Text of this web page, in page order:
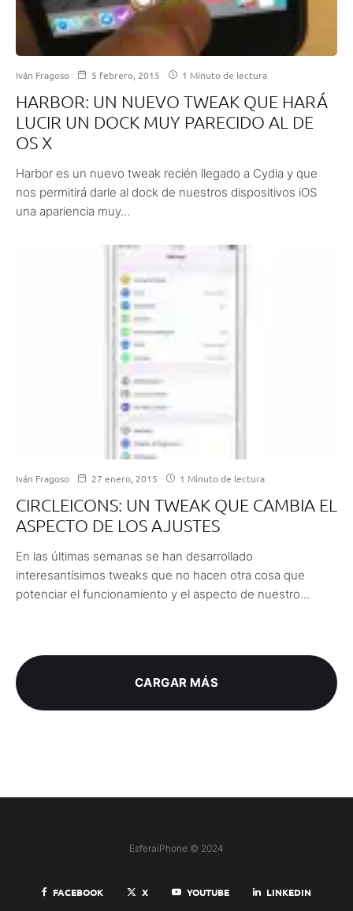
Iván Fragoso 5 febrero, 2015 1 Minuto de lectura
HARBOR: UN NUEVO TWEAK QUE HARÁ
LUCIR UN DOCK MUY PARECIDO AL DE
OS X
Harbor es un nuevo tweak recién llegado a Cydia y que
nos permitirá darle al dock de nuestros dispositivos iOS
una apariencia muy...
Iván Fragoso 27 enero, 2015 1 Minuto de lectura
CIRCLEICONS: UN TWEAK QUE CAMBIA EL
ASPECTO DE LOS AJUSTES
En las últimas semanas se han desarrollado
interesantísimos tweaks que no hacen otra cosa que
potenciar el funcionamiento y el aspecto de nuestro...
CARGAR MÁS
EsferaiPhone © 2024
FACEBOOK X YOUTUBE LINKEDIN